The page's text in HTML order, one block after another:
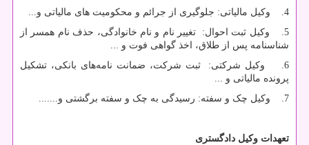
4. وکیل مالیاتی: جلوگیری از جرائم و محکومیت های مالیاتی و...
5. وکیل ثبت احوال: تغییر نام و نام خانوادگی، حذف نام همسر از
شناسنامه پس از طلاق، اخذ گواهی فوت و ...
6. وکیل شرکتی: ثبت شرکت، ضمانت نامه‌های بانکی، تشکیل
پرونده مالیاتی و ...
7. وکیل چک و سفته: رسیدگی به چک و سفته برگشتی و.......
تعهدات وکیل دادگستری